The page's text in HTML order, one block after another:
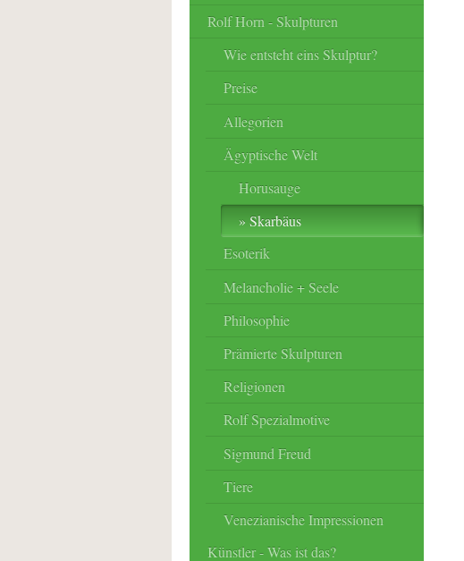
Rolf Horn - Skulpturen
Wie entsteht eins Skulptur?
Preise
Allegorien
Ägyptische Welt
Horusauge
Skarbäus
Esoterik
Melancholie + Seele
Philosophie
Prämierte Skulpturen
Religionen
Rolf Spezialmotive
Sigmund Freud
Tiere
Venezianische Impressionen
Künstler - Was ist das?